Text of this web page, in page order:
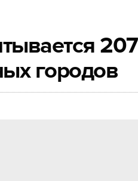
городов